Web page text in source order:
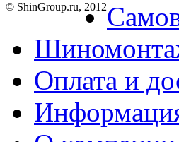
© ShinGroup.ru, 2012
Оплата и